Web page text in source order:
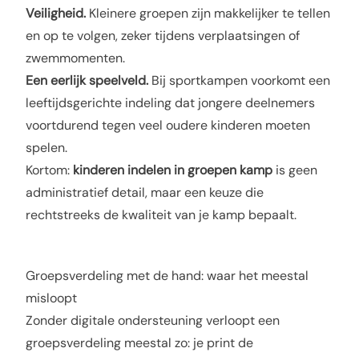
Veiligheid. Kleinere groepen zijn makkelijker te tellen
en op te volgen, zeker tijdens verplaatsingen of
zwemmomenten.
Een eerlijk speelveld. Bij sportkampen voorkomt een
leeftijdsgerichte indeling dat jongere deelnemers
voortdurend tegen veel oudere kinderen moeten
spelen.
Kortom: kinderen indelen in groepen kamp is geen
administratief detail, maar een keuze die
rechtstreeks de kwaliteit van je kamp bepaalt.
Groepsverdeling met de hand: waar het meestal
misloopt
Zonder digitale ondersteuning verloopt een
groepsverdeling meestal zo: je print de